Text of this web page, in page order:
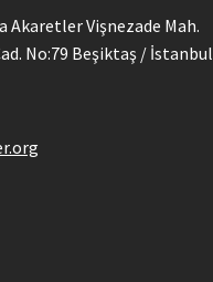
Akaretler Vişnezade Mah.
No:79 Beşiktaş / İstanbul